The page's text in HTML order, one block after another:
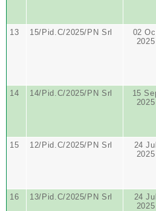
13
15/Pid.C/2025/PN Srl
02
2025
14
14/Pid.C/2025/PN Srl
15
2025
15
12/Pid.C/2025/PN Srl
24 Jul
2025
16
13/Pid.C/2025/PN Srl
24 Jul
2025